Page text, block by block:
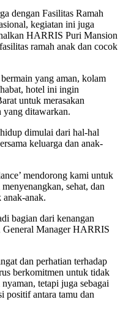
dengan Fasilitas Ramah
kegiatan ini juga
HARRIS Puri Mansion
ramah anak dan cocok
yang aman, kolam
hotel ini ingin
untuk merasakan
yang ditawarkan.
dimulai dari hal-hal
keluarga dan anak-
mendorong kami untuk
sehat, dan
anak-anak.
bagian dari kenangan
General Manager HARRIS
dan perhatian terhadap
berkomitmen untuk tidak
tetapi juga sebagai
positif antara tamu dan